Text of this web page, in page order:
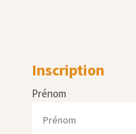
Inscription
Prénom